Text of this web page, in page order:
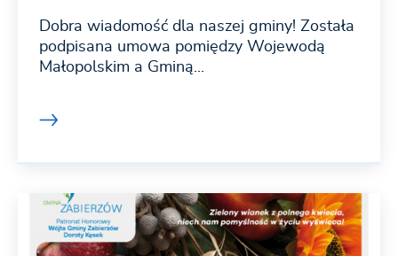
Dobra wiadomość dla naszej gminy! Została
podpisana umowa pomiędzy Wojewodą
Małopolskim a Gminą...